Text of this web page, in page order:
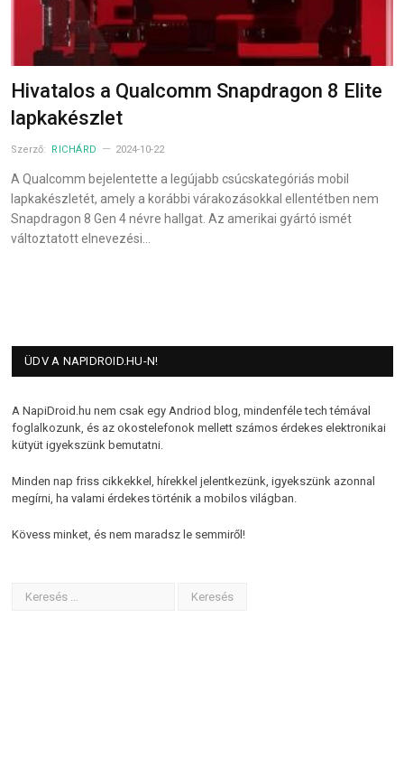
Hivatalos a Qualcomm Snapdragon 8 Elite
lapkakészlet
Szerző: RICHÁRD 2024-10-22
A Qualcomm bejelentette a legújabb csúcskategóriás mobil
lapkakészletét, amely a korábbi várakozásokkal ellentétben nem
Snapdragon 8 Gen 4 névre hallgat. Az amerikai gyártó ismét
változtatott elnevezési…
ÜDV A NAPIDROID.HU-N!
A NapiDroid.hu nem csak egy Andriod blog, mindenféle tech témával
foglalkozunk, és az okostelefonok mellett számos érdekes elektronikai
kütyüt igyekszünk bemutatni.
Minden nap friss cikkekkel, hírekkel jelentkezünk, igyekszünk azonnal
megírni, ha valami érdekes történik a mobilos világban.
Kövess minket, és nem maradsz le semmiről!